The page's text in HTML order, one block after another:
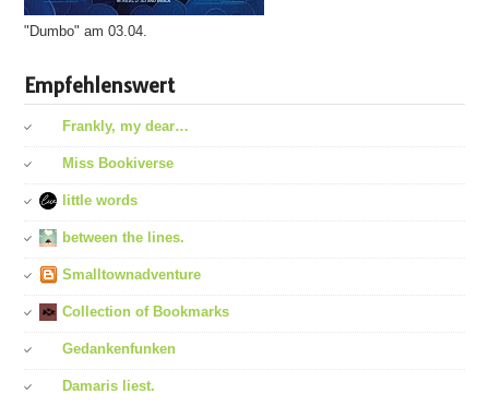
"Dumbo" am 03.04.
Empfehlenswert
Frankly, my dear…
Miss Bookiverse
little words
between the lines.
Smalltownadventure
Collection of Bookmarks
Gedankenfunken
Damaris liest.